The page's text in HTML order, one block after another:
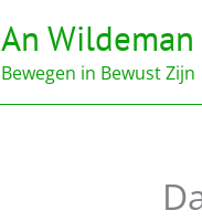
An Wildeman
Bewegen in Bewust Zijn